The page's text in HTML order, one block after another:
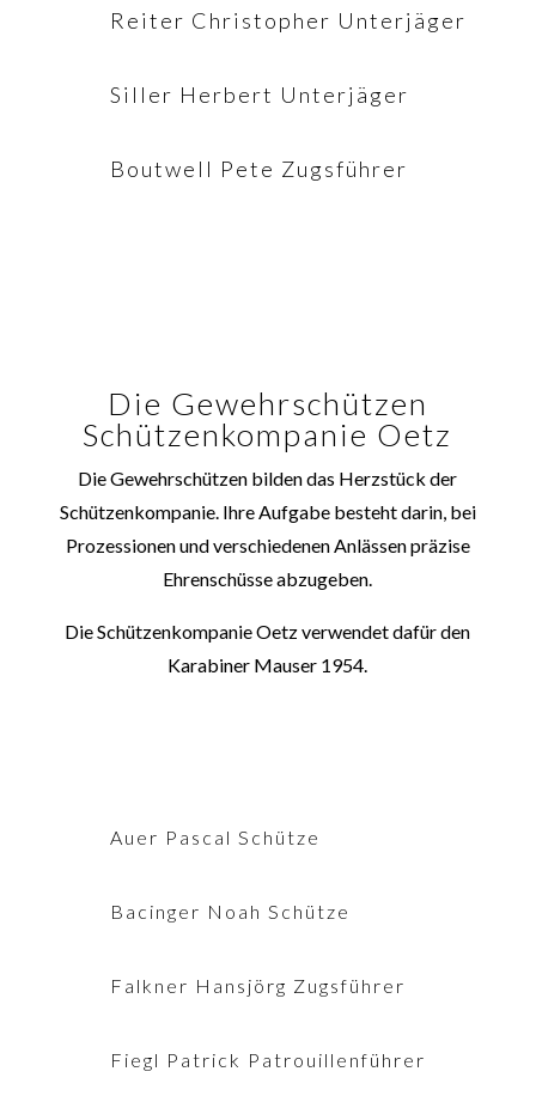
Reiter Christopher Unterjäger
Siller Herbert Unterjäger
Boutwell Pete Zugsführer
Die Gewehrschützen
Schützenkompanie Oetz
Die Gewehrschützen bilden das Herzstück der
Schützenkompanie. Ihre Aufgabe besteht darin, bei
Prozessionen und verschiedenen Anlässen präzise
Ehrenschüsse abzugeben.
Die Schützenkompanie Oetz verwendet dafür den
Karabiner Mauser 1954.
Auer Pascal Schütze
Bacinger Noah Schütze
Falkner Hansjörg Zugsführer
Fiegl Patrick Patrouillenführer